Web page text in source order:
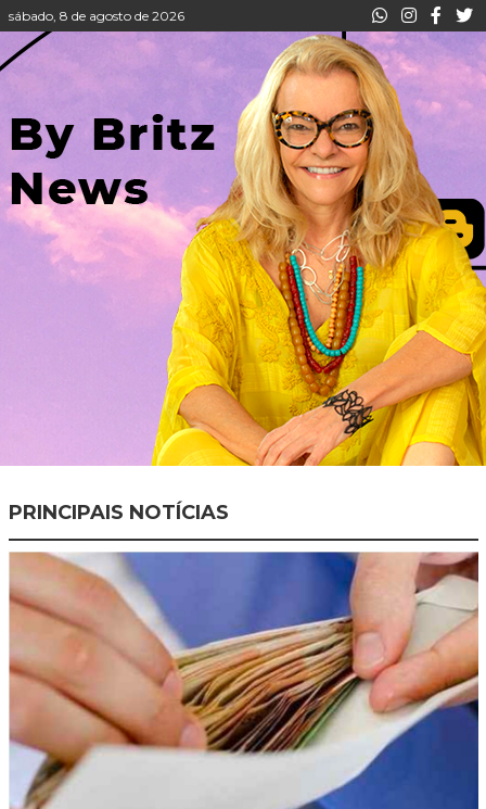
sábado, 8 de agosto de 2026
PRINCIPAIS NOTÍCIAS